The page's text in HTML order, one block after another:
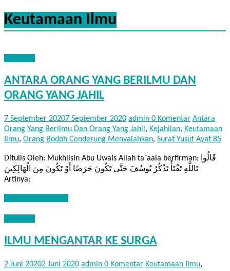
Keutamaan Ilmu
ANTARA ORANG YANG BERILMU DAN
ORANG YANG JAHIL
7 September 20207 September 2020 admin 0 Komentar Antara
Orang Yang Berilmu Dan Orang Yang Jahil , Kejahilan, Keutamaan
Ilmu, Orang Bodoh Cenderung Menyalahkan, Surat Yusuf Ayat 85
Ditulis Oleh: Mukhlisin Abu Uwais Allah ta`aala berfirman: قَالُوا
تَاللَّهِ تَفْتَأُ تَذْكُرُ يُوسُفَ حَتَّى تَكُونَ حَرَضًا أَوْ تَكُونَ مِنَ الْهَالِكِينَ
Artinya:
ILMU MENGANTAR KE SURGA
2 Juni 20202 Juni 2020 admin 0 Komentar Keutamaan Ilmu,